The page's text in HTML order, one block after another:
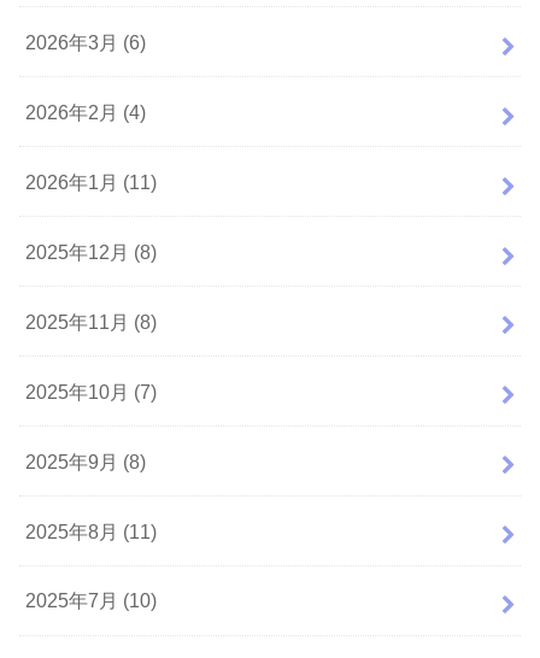
2026年3月 (6)
2026年2月 (4)
2026年1月 (11)
2025年12月 (8)
2025年11月 (8)
2025年10月 (7)
2025年9月 (8)
2025年8月 (11)
2025年7月 (10)